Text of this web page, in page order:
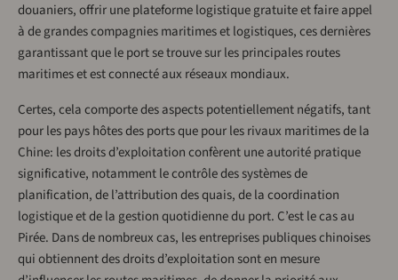
douaniers, offrir une plateforme logistique gratuite et faire appel
à de grandes compagnies maritimes et logistiques, ces dernières
garantissant que le port se trouve sur les principales routes
maritimes et est connecté aux réseaux mondiaux.
Certes, cela comporte des aspects potentiellement négatifs, tant
pour les pays hôtes des ports que pour les rivaux maritimes de la
Chine: les droits d’exploitation confèrent une autorité pratique
significative, notamment le contrôle des systèmes de
planification, de l’attribution des quais, de la coordination
logistique et de la gestion quotidienne du port. C’est le cas au
Pirée. Dans de nombreux cas, les entreprises publiques chinoises
qui obtiennent des droits d’exploitation sont en mesure